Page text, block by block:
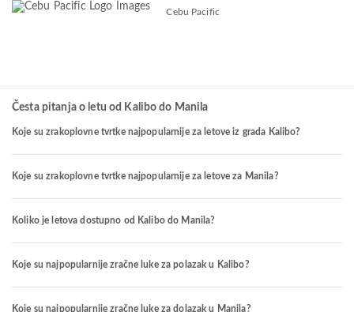
Cebu Pacific
Česta pitanja o letu od Kalibo do Manila
Koje su zrakoplovne tvrtke najpopularnije za letove iz grada Kalibo?
Koje su zrakoplovne tvrtke najpopularnije za letove za Manila?
Koliko je letova dostupno od Kalibo do Manila?
Koje su najpopularnije zračne luke za polazak u Kalibo?
Koje su najpopularnije zračne luke za dolazak u Manila?